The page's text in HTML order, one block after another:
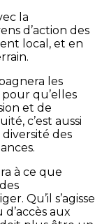
la
d’action des
local, et en
les
qu’elles
et de
c’est aussi
des
à ce que
Qu’il s’agisse
aux